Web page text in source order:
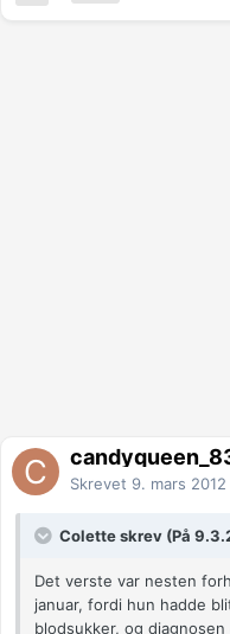
Skrevet 9. mars 2012
Colette skrev (På
Det verste var nesten
januar, fordi hun hadde
blodsukker, og